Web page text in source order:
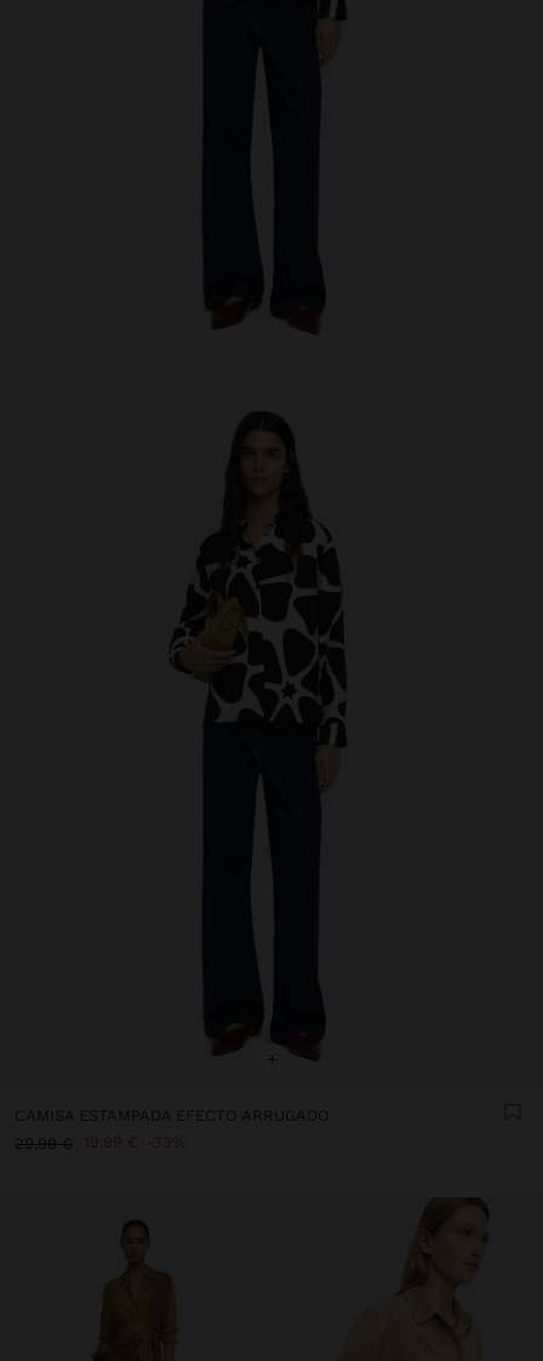
+
CAMISA ESTAMPADA EFECTO ARRUGADO
29,99 €
19,99 € 33%